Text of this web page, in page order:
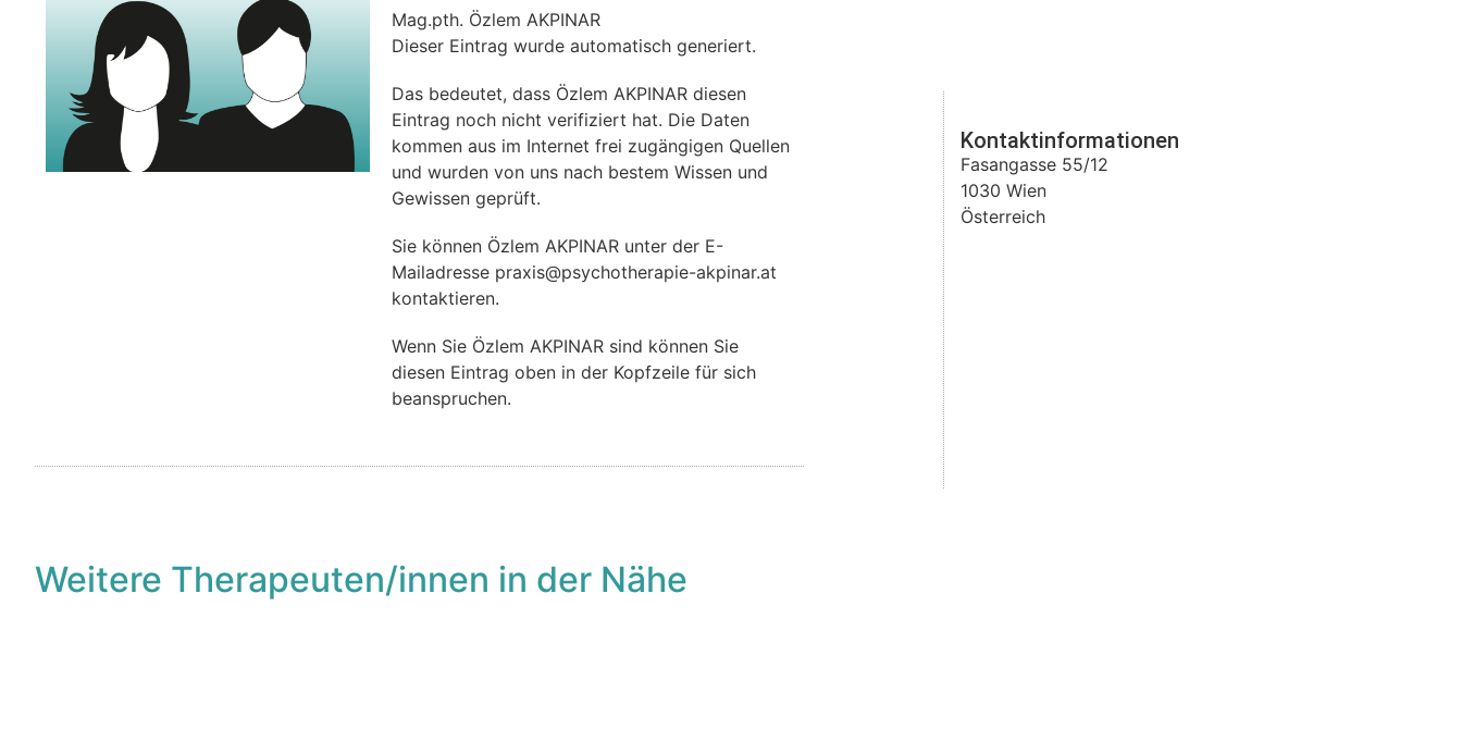
Mag.pth. Özlem AKPINAR
Dieser Eintrag wurde automatisch generiert.
Das bedeutet, dass Özlem AKPINAR diesen
Eintrag noch nicht verifiziert hat. Die Daten
kommen aus im Internet frei zugängigen Quellen
und wurden von uns nach bestem Wissen und
Gewissen geprüft.
Sie können Özlem AKPINAR unter der E-
Mailadresse praxis@psychotherapie-akpinar.at
kontaktieren.
Wenn Sie Özlem AKPINAR sind können Sie
diesen Eintrag oben in der Kopfzeile für sich
beanspruchen.
Kontaktinformationen
Fasangasse 55/12
1030 Wien
Österreich
Weitere Therapeuten/innen in der Nähe